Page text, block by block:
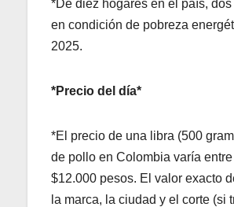
*De diez hogares en el país,
en condición de pobreza
2025.
*Precio del día*
*El precio de una libra (500
de pollo en Colombia varía
$12.000 pesos. El valor exacto
la marca, la ciudad y el corte (si